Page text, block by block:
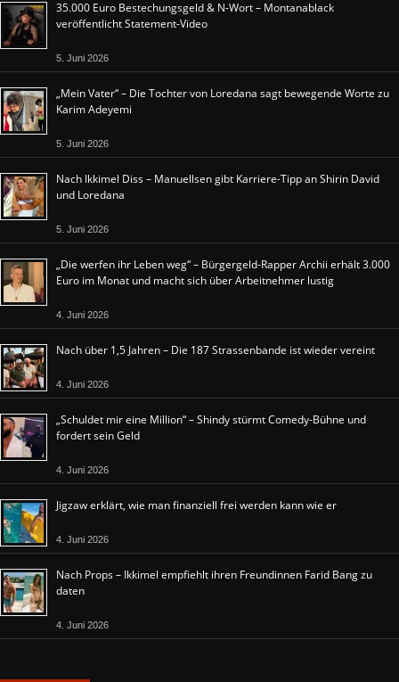
35.000 Euro Bestechungsgeld & N-Wort – Montanablack
veröffentlicht Statement-Video
5. Juni 2026
„Mein Vater“ – Die Tochter von Loredana sagt bewegende Worte zu
Karim Adeyemi
5. Juni 2026
Nach Ikkimel Diss – Manuellsen gibt Karriere-Tipp an Shirin David
und Loredana
5. Juni 2026
„Die werfen ihr Leben weg“ – Bürgergeld-Rapper Archii erhält 3.000
Euro im Monat und macht sich über Arbeitnehmer lustig
4. Juni 2026
Nach über 1,5 Jahren – Die 187 Strassenbande ist wieder vereint
4. Juni 2026
„Schuldet mir eine Million“ – Shindy stürmt Comedy-Bühne und
fordert sein Geld
4. Juni 2026
Jigzaw erklärt, wie man finanziell frei werden kann wie er
4. Juni 2026
Nach Props – Ikkimel empfiehlt ihren Freundinnen Farid Bang zu
daten
4. Juni 2026